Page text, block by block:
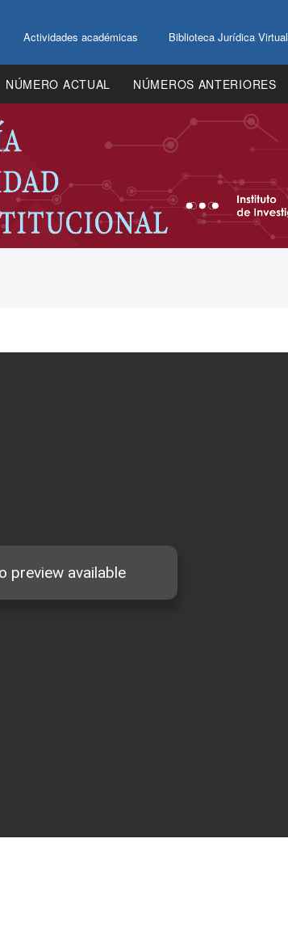
Actividades académicas Biblioteca Jurídica Virtual
NÚMERO ACTUAL NÚMEROS ANTERIORES